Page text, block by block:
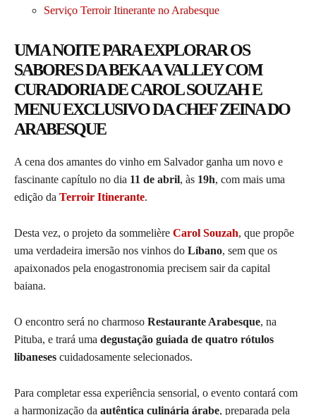
Serviço Terroir Itinerante no Arabesque
UMA NOITE PARA EXPLORAR OS
SABORES DA BEKAA VALLEY COM
CURADORIA DE CAROL SOUZAH E
MENU EXCLUSIVO DA CHEF ZEINA DO
ARABESQUE
A cena dos amantes do vinho em Salvador ganha um novo e
fascinante capítulo no dia 11 de abril, às 19h, com mais uma
edição da Terroir Itinerante.
Desta vez, o projeto da sommelière Carol Souzah, que propõe
uma verdadeira imersão nos vinhos do Líbano, sem que os
apaixonados pela enogastronomia precisem sair da capital
baiana.
O encontro será no charmoso Restaurante Arabesque, na
Pituba, e trará uma degustação guiada de quatro rótulos
libaneses cuidadosamente selecionados.
Para completar essa experiência sensorial, o evento contará com
a harmonização da autêntica culinária árabe, preparada pela